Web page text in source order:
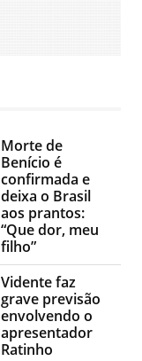
Morte de
Benício é
confirmada e
deixa o Brasil
aos prantos:
“Que dor, meu
filho”
Vidente faz
grave previsão
envolvendo o
apresentador
Ratinho